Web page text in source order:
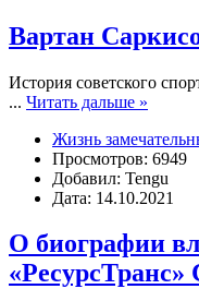
Вартан
История советского
... Читать дальше »
Жизнь
Просмотров: 6949
Добавил: Tengu
Дата: 14.10.2021
О биографии
«РесурсТранс»